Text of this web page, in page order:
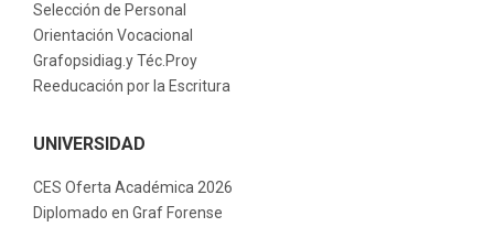
Selección de Personal
Orientación Vocacional
Grafopsidiag.y Téc.Proy
Reeducación por la Escritura
UNIVERSIDAD
CES Oferta Académica 2026
Diplomado en Graf Forense